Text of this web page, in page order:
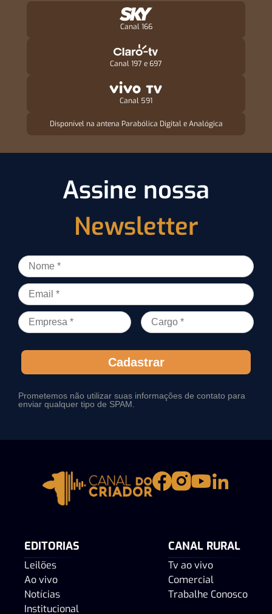
Canal 166
Canal 197 e 697
Canal 591
Disponível na antena Parabólica Digital e Analógica
Assine nossa
Newsletter
Cadastrar
Prometemos não utilizar suas informações de contato para
enviar qualquer tipo de SPAM.
EDITORIAS
Leilões
Ao vivo
Notícias
Institucional
CANAL RURAL
Tv ao vivo
Comercial
Trabalhe Conosco